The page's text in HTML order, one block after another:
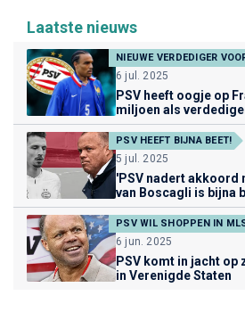
Laatste nieuws
NIEUWE VERDEDIGER
6 jul. 2025
PSV heeft oogje op
miljoen als
PSV HEEFT BIJNA BEET!
5 jul. 2025
'PSV nadert akkoord
van Boscagli is bijna
PSV WIL SHOPPEN IN
6 jun. 2025
PSV komt in jacht
in Verenigde Staten